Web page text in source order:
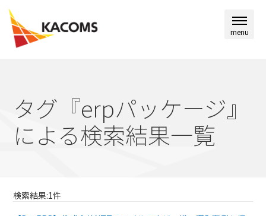
menu
タグ『erpパッケージ』
による検索結果一覧
検索結果:1件